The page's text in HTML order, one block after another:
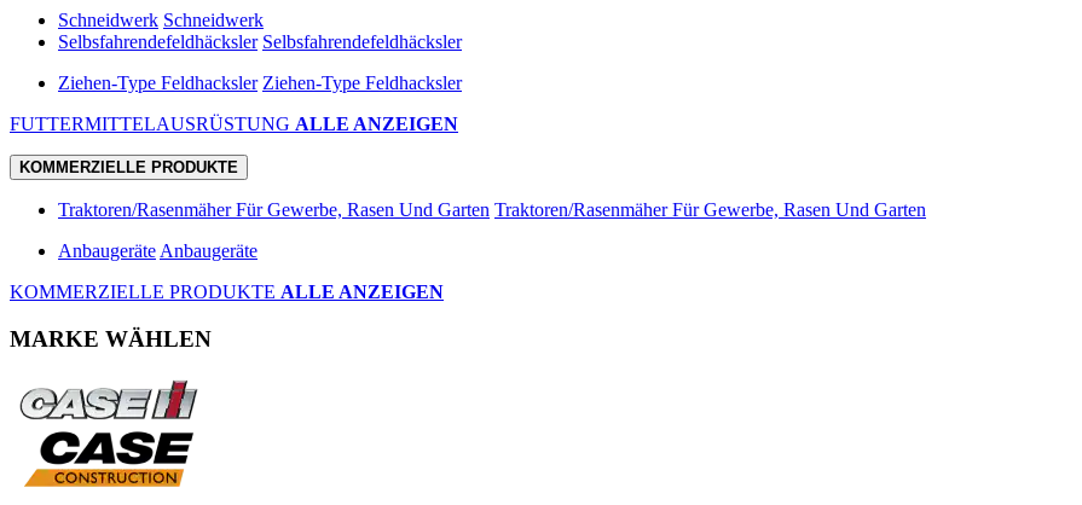
Schneidwerk Schneidwerk
Selbsfahrendefeldhäcksler Selbsfahrendefeldhäcksler
Ziehen-Type Feldhacksler Ziehen-Type Feldhacksler
FUTTERMITTELAUSRÜSTUNG ALLE ANZEIGEN
KOMMERZIELLE PRODUKTE
Traktoren/Rasenmäher Für Gewerbe, Rasen Und Garten Traktoren/Rasenmäher Für Gewerbe, Rasen Und Garten
Anbaugeräte Anbaugeräte
KOMMERZIELLE PRODUKTE ALLE ANZEIGEN
MARKE WÄHLEN